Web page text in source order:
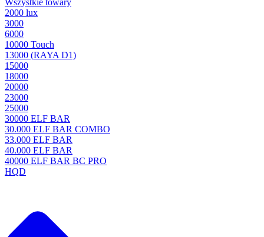
Wszystkie towary
2000 lux
3000
6000
10000 Touch
13000 (RAYA D1)
15000
18000
20000
23000
25000
30000 ELF BAR
30.000 ELF BAR COMBO
33.000 ELF BAR
40.000 ELF BAR
40000 ELF BAR BC PRO
HQD